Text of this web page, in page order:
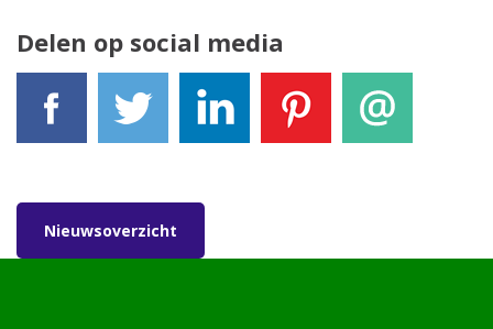
Delen op social media
Nieuwsoverzicht